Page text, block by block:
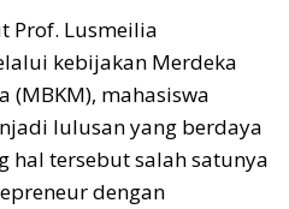
Prof. Lusmeilia
kebijakan Merdeka
(MBKM), mahasiswa
lulusan yang berdaya
hal tersebut salah satunya
dengan